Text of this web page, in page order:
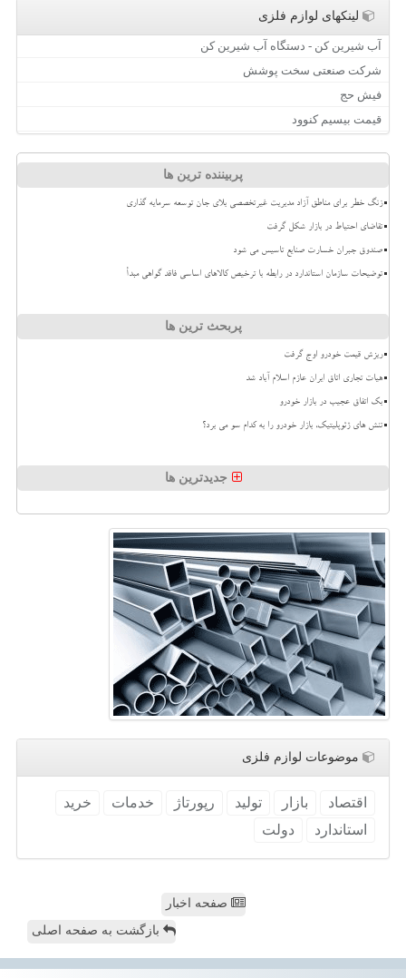
لینکهای لوازم فلزی
آب شیرین کن - دستگاه آب شیرین کن
شرکت صنعتی سخت پوشش
فیش حج
قیمت بیسیم کنوود
پربیننده ترین ها
زنگ خطر برای مناطق آزاد مدیریت غیرتخصصی بلای جان توسعه سرمایه گذاری
تقاضای احتیاط در بازار شکل گرفت
صندوق جبران خسارت صنایع تاسیس می شود
توضیحات سازمان استاندارد در رابطه با ترخیص کالاهای اساسی فاقد گواهی مبدأ
پربحث ترین ها
ریزش قیمت خودرو اوج گرفت
هیات تجاری اتاق ایران عازم اسلام آباد شد
بک اتفاق عجیب در بازار خودرو
تنش های ژئوپلیتیک، بازار خودرو را به کدام سو می برد؟
جدیدترین ها
موضوعات لوازم فلزی
اقتصاد بازار تولید رپورتاژ خدمات
خرید
استاندارد
دولت
صفحه اخبار
بازگشت به صفحه اصلی